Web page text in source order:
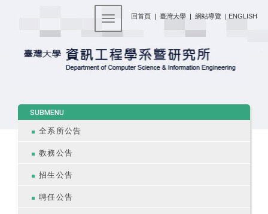
回首頁 | 臺灣大學 | 網站導覽 | ENGLISH
Toggle navigation
SUBMENU
全系所公告
教務公告
招生公告
聘任公告